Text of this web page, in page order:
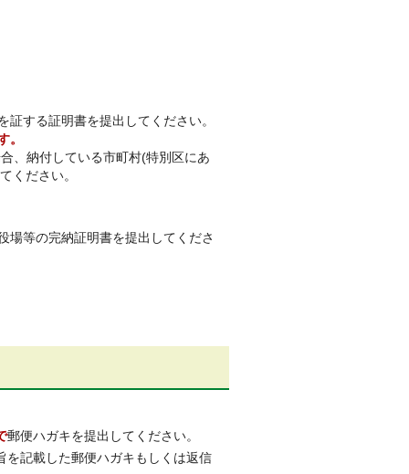
する証明書を提出してください。
。
、納付している市町村(特別区にあ
ください。
場等の完納証明書を提出してくださ
郵便ハガキを提出してください。
を記載した郵便ハガキもしくは返信